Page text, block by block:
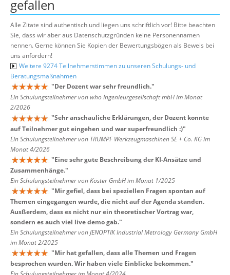
gefallen
Alle Zitate sind authentisch und liegen uns schriftlich vor! Bitte beachten
Sie, dass wir aber aus Datenschutzgründen keine Personennamen
nennen. Gerne können Sie Kopien der Bewertungsbögen als Beweis bei
uns anfordern!
Weitere 9274 Teilnehmerstimmen zu unseren Schulungs- und
Beratungsmaßnahmen
"Der Dozent war sehr freundlich."
Ein Schulungsteilnehmer von who Ingenieurgesellschaft mbH im Monat
2/2026
"Sehr anschauliche Erklärungen, der Dozent konnte
auf Teilnehmer gut eingehen und war superfreundlich :)"
Ein Schulungsteilnehmer von TRUMPF Werkzeugmaschinen SE + Co. KG im
Monat 4/2026
"Eine sehr gute Beschreibung der KI-Ansätze und
Zusammenhänge."
Ein Schulungsteilnehmer von Köster GmbH im Monat 1/2025
"Mir gefiel, dass bei speziellen Fragen spontan auf
Themen eingegangen wurde, die nicht auf der Agenda standen.
Ausßerdem, dass es nicht nur ein theoretischer Vortrag war,
sondern es auch viel live demo gab."
Ein Schulungsteilnehmer von JENOPTIK Industrial Metrology Germany GmbH
im Monat 2/2025
"Mir hat gefallen, dass alle Themen und Fragen
besprochen wurden. Wir haben viele Einblicke bekommen."